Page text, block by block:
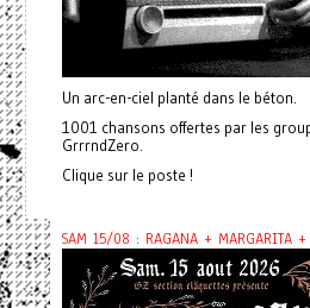
Un arc-en-ciel planté dans le béton.
1001 chansons offertes par les
GrrrndZero.
Clique sur le poste !
SAM 15/08 : RAGANA + MARGARITA +